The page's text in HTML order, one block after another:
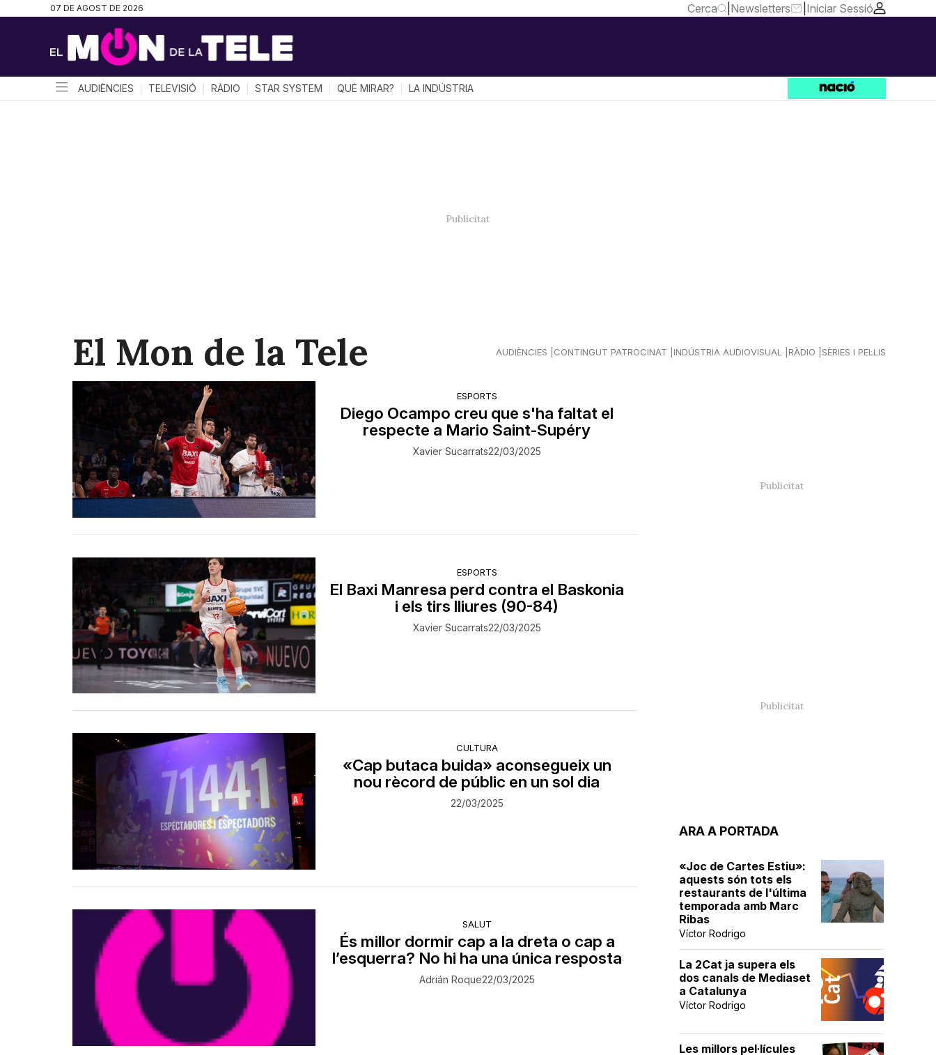
07 DE AGOST DE 2026 Cerca Newsletters Iniciar Sessió
AUDIÈNCIES TELEVISIÓ RÀDIO STAR SYSTEM QUÈ MIRAR? LA INDÚSTRIA
El Mon de la Tele AUDIÈNCIES CONTINGUT PATROCINAT INDÚSTRIA AUDIOVISUAL RÀDIO SÈRIES I PEL·LIS
ESPORTS
Diego Ocampo creu que s'ha faltat el
respecte a Mario Saint-Supéry
Xavier Sucarrats22/03/2025
ESPORTS
El Baxi Manresa perd contra el Baskonia
i els tirs lliures (90-84)
Xavier Sucarrats22/03/2025
CULTURA
«Cap butaca buida» aconsegueix un
nou rècord de públic en un sol dia
22/03/2025
SALUT
És millor dormir cap a la dreta o cap a
l’esquerra? No hi ha una única resposta
Adrián Roque22/03/2025
ARA A PORTADA
«Joc de Cartes Estiu»:
aquests són tots els
restaurants de l'última
temporada amb Marc
Ribas
Víctor Rodrigo
La 2Cat ja supera els
dos canals de Mediaset
a Catalunya
Víctor Rodrigo
Les millors pel·lícules